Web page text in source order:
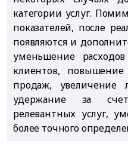
категории услуг.
показателей, после
появляются и
уменьшение
клиентов,
продаж, увеличение
удержание за
релевантных услуг,
более точного